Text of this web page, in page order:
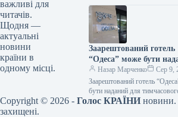
важливі для
читачів.
Щодня —
актуальні
новини
країни в
одному місці.
товаристві з обмеженою
відповідальністю “Крупинка
Вартісна…
Заарештований готель
“Одеса” може бути
для проживання
переміщених осіб.
Назар Марченко
Сер 9,
Заарештований готель
бути наданий для
проживання переселенців /
Copyright © 2026 - Голос КРАЇНИ новини.
захищені.